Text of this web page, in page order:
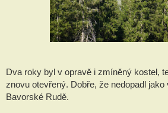
Dva roky byl v opravě i zmíněný kostel,
znovu otevřený. Dobře, že nedopadl jako
Bavorské Rudě.